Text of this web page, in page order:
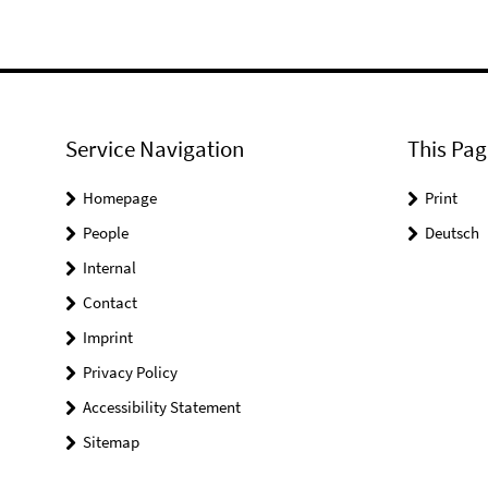
Service Navigation
Homepage
People
Internal
Contact
Imprint
Privacy Policy
Accessibility Statement
Sitemap
This
Print
Deutsch